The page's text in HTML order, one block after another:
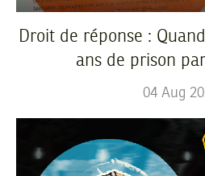
Droit de réponse :
ans de prison
04 Aug